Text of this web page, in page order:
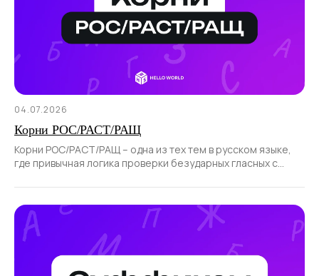
04.07.2026
Корни РОС/РАСТ/РАЩ
Корни РОС/РАСТ/РАЩ – одна из тех тем в русском языке,
где привычная логика проверки безударных гласных с